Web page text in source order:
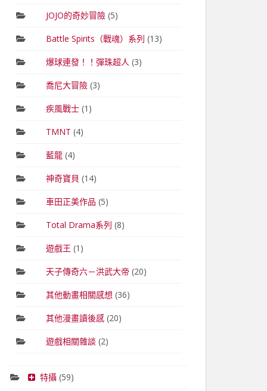
JOJO的奇妙冒險(5)
Battle Spirits（戰魂）系列 (13)
爆球連發！！彈珠超人 (3)
喬尼大冒險(3)
疾風戰士(1)
TMNT (4)
藍龍(4)
神奇寶貝 (14)
車田正美作品 (5)
Total Drama系列 (8)
遊戲王 (1)
天子傳奇六－洪武大帝 (20)
其他動畫相關感想 (36)
其他漫畫讀後感(20)
遊戲相關雜談 (2)
特攝(59)